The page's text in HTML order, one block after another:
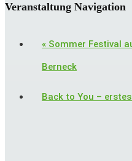
Veranstaltung Navigation
« Sommer Festival
Berneck
Back to You –